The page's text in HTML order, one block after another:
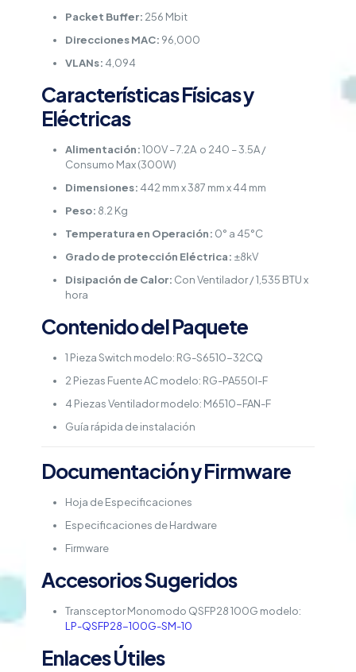
Packet Buffer: 256 Mbit
Direcciones MAC: 96,000
VLANs: 4,094
Características Físicas y
Eléctricas
Alimentación:100V – 7.2A o 240 – 3.5A /
Consumo Max (300W)
Dimensiones: 442 mm x 387 mm x 44 mm
Peso: 8.2 Kg
Temperatura en Operación: 0° a 45°C
Grado de protección Eléctrica: ±8kV
Disipación de Calor: Con Ventilador / 1,535 BTU x
hora
Contenido del Paquete
1 Pieza Switch modelo: RG-S6510-32CQ
2 Piezas Fuente AC modelo: RG-PA550I-F
4 Piezas Ventilador modelo: M6510-FAN-F
Guía rápida de instalación
Documentación y Firmware
Hoja de Especificaciones
Especificaciones de Hardware
Firmware
Accesorios Sugeridos
Transceptor Monomodo QSFP28 100G modelo:
LP-QSFP28-100G-SM-10
Enlaces Útiles